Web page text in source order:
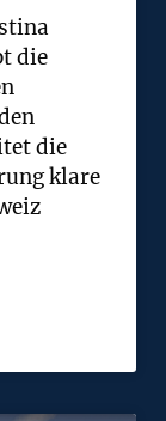
die
die
klare